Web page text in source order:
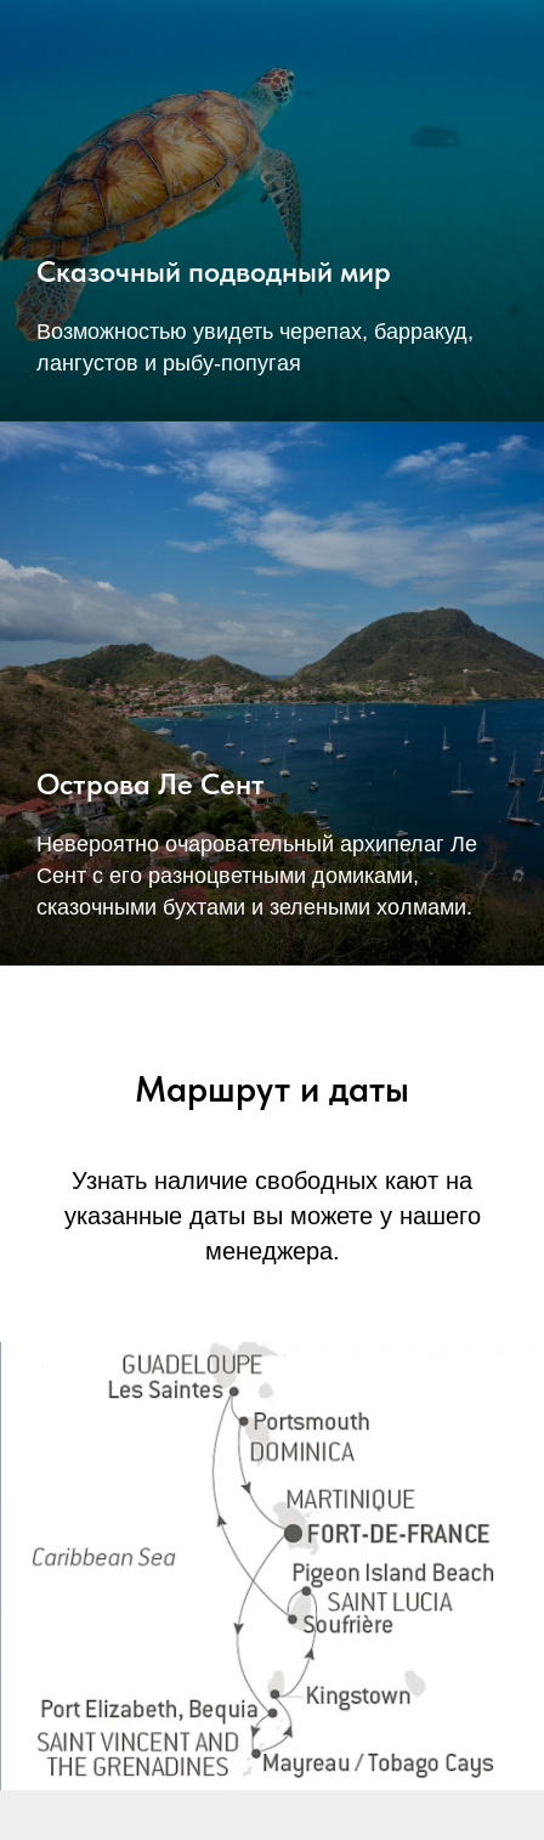
Сказочный подводный мир
Возможностью увидеть черепах, барракуд,
лангустов и рыбу-попугая
Острова Ле Сент
Невероятно очаровательный архипелаг Ле
Сент с его разноцветными домиками,
сказочными бухтами и зелеными холмами.
Маршрут и даты
Узнать наличие свободных кают на
указанные даты вы можете у нашего
менеджера.